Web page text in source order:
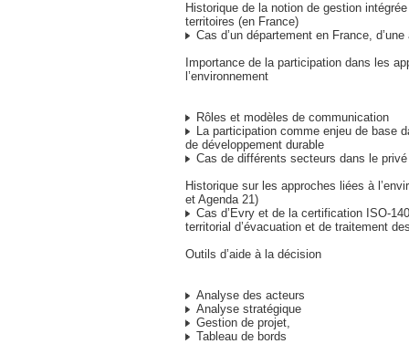
Historique de la notion de gestion
territoires (en France)
Cas d’un département en France,
Importance de la participation dans les
l’environnement
Rôles et modèles de communication
La participation comme enjeu de base
de développement durable
Cas de différents secteurs dans le privé
Historique sur les approches liées à
et Agenda 21)
Cas d’Evry et de la certification ISO-
territorial d’évacuation et de traitement
Outils d’aide à la décision
Analyse des acteurs
Analyse stratégique
Gestion de projet,
Tableau de bords